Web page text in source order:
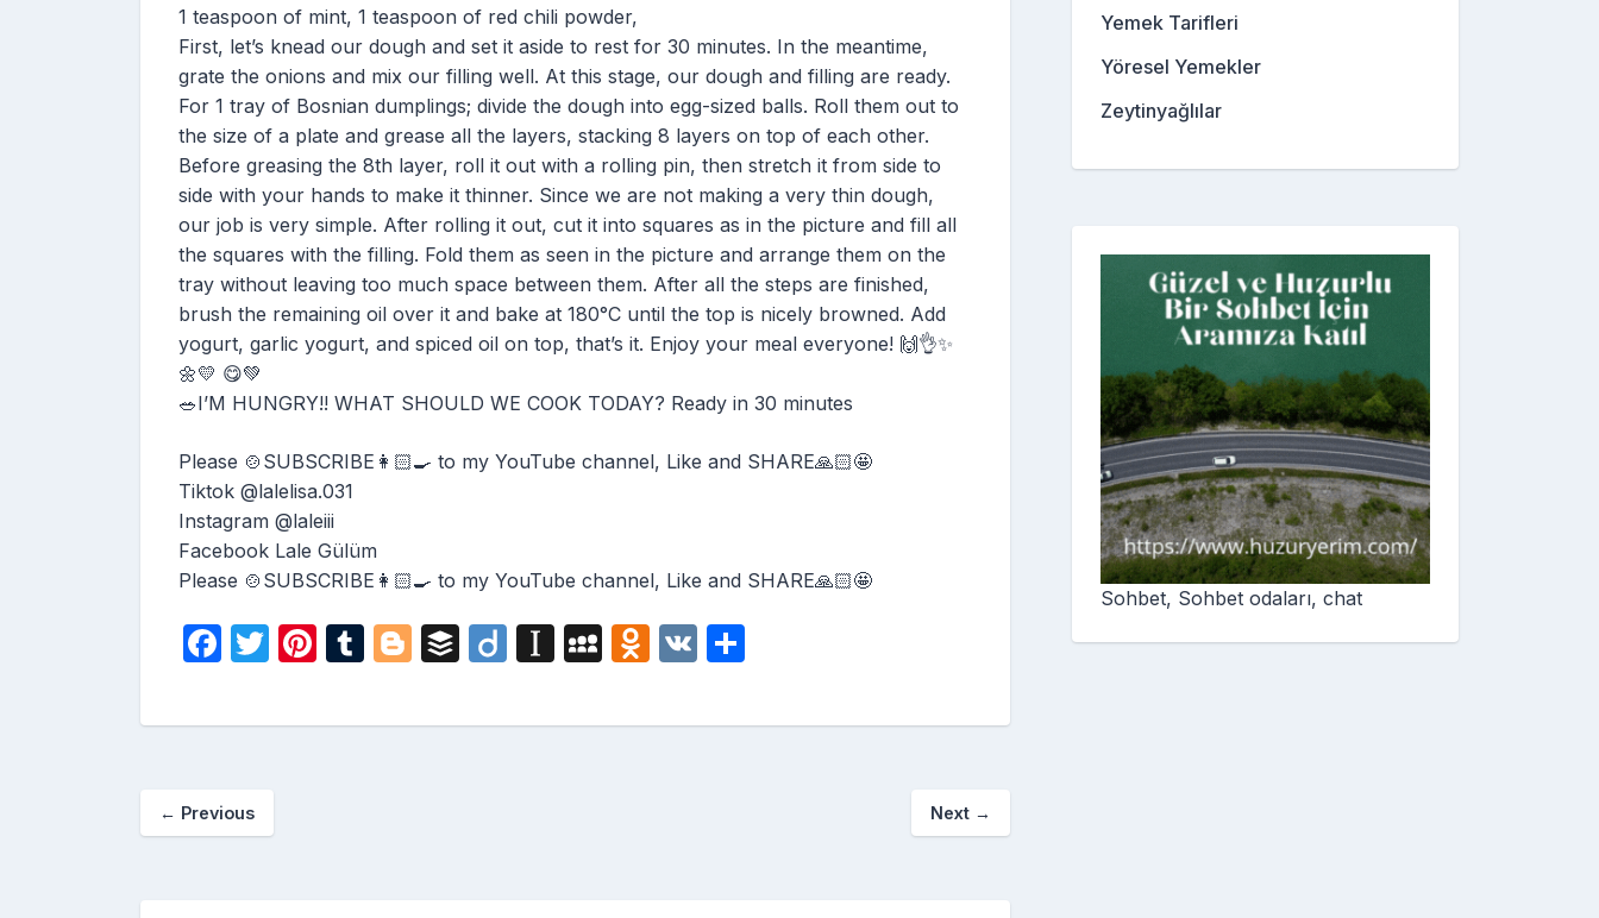
1 teaspoon of mint, 1 teaspoon of red chili powder,
First, let’s knead our dough and set it aside to rest for 30 minutes. In the meantime,
grate the onions and mix our filling well. At this stage, our dough and filling are ready.
For 1 tray of Bosnian dumplings; divide the dough into egg-sized balls. Roll them out to
the size of a plate and grease all the layers, stacking 8 layers on top of each other.
Before greasing the 8th layer, roll it out with a rolling pin, then stretch it from side to
side with your hands to make it thinner. Since we are not making a very thin dough,
our job is very simple. After rolling it out, cut it into squares as in the picture and fill all
the squares with the filling. Fold them as seen in the picture and arrange them on the
tray without leaving too much space between them. After all the steps are finished,
brush the remaining oil over it and bake at 180°C until the top is nicely browned. Add
yogurt, garlic yogurt, and spiced oil on top, that’s it. Enjoy your meal everyone! 🙌👌✨
🌼💛 😋💚
🥗I’M HUNGRY!! WHAT SHOULD WE COOK TODAY? Ready in 30 minutes
Please 🍲SUBSCRIBE👩🏻‍🍳 to my YouTube channel, Like and SHARE🙏🏻🤩
Tiktok @lalelisa.031
Instagram @laleiii
Facebook Lale Gülüm
Please 🍲SUBSCRIBE👩🏻‍🍳 to my YouTube channel, Like and SHARE🙏🏻🤩
F
c
b
o
T
itt
Pi
er
T
m
Bl
g
B
fe
Di
o
In
a
M
S
O
n
V
ar
← Previous Next →
Yemek Tarifleri
Yöresel Yemekler
Zeytinyağlılar
Sohbet, Sohbet odaları, chat